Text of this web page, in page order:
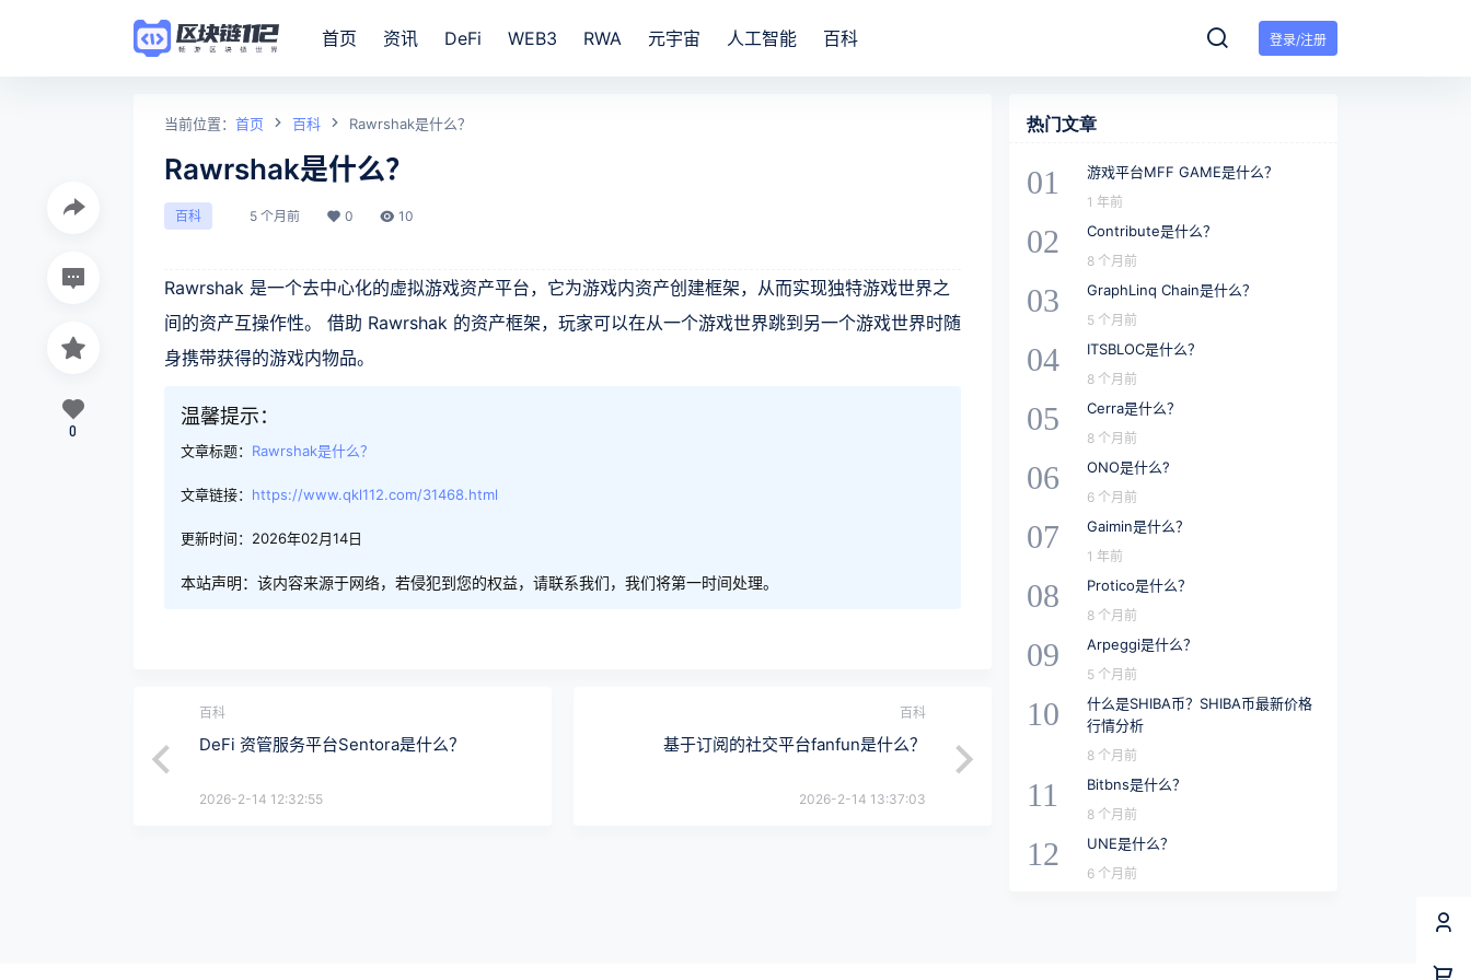
登录/注册
首页 资讯 DeFi WEB3 RWA 元宇宙 人工智能 百科
当前位置： 首页 百科 Rawrshak是什么？
Rawrshak是什么？
百科 5 个月前 0 10
Rawrshak 是一个去中心化的虚拟游戏资产平台，它为游戏内资产创建框架，从而实现独特游戏世界之
间的资产互操作性。 借助 Rawrshak 的资产框架，玩家可以在从一个游戏世界跳到另一个游戏世界时随
身携带获得的游戏内物品。
温馨提示：
文章标题： Rawrshak是什么？
文章链接： https://www.qkl112.com/31468.html
更新时间：2026年02月14日
本站声明：该内容来源于网络，若侵犯到您的权益，请联系我们，我们将第一时间处理。
0
百科
DeFi 资管服务平台Sentora是什么？
2026-2-14 12:32:55
百科
基于订阅的社交平台fanfun是什么？
2026-2-14 13:37:03
热门文章
01 游戏平台MFF GAME是什么？
1 年前
02 Contribute是什么？
8 个月前
03 GraphLinq Chain是什么？
5 个月前
04 ITSBLOC是什么？
8 个月前
05 Cerra是什么？
8 个月前
06 ONO是什么?
6 个月前
07 Gaimin是什么？
1 年前
08 Protico是什么？
8 个月前
09 Arpeggi是什么？
5 个月前
10
什么是SHIBA币？SHIBA币最新价格
行情分析
8 个月前
11 Bitbns是什么？
8 个月前
12 UNE是什么？
6 个月前